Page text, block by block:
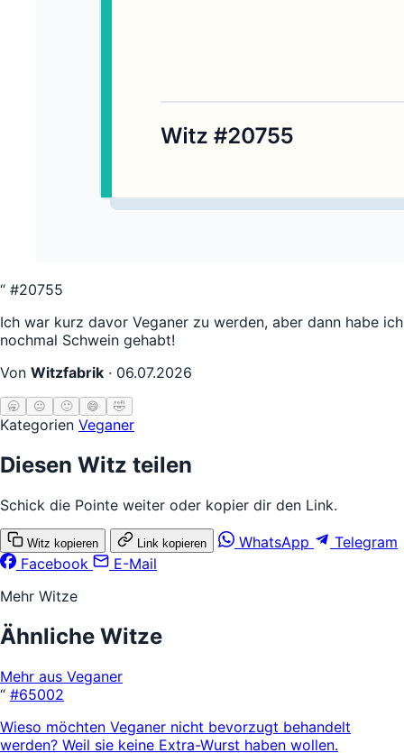
“ #20755
Ich war kurz davor Veganer zu werden, aber dann habe ich
nochmal Schwein gehabt!
Von Witzfabrik · 06.07.2026
🥱 😐 🙂 😄 🤣
Kategorien Veganer
Diesen Witz teilen
Schick die Pointe weiter oder kopier dir den Link.
Witz kopieren Link kopieren WhatsApp
Telegram
Facebook
E-Mail
Mehr Witze
Ähnliche Witze
Mehr aus Veganer
“ #65002
Wieso möchten Veganer nicht bevorzugt behandelt
werden? Weil sie keine Extra-Wurst haben wollen.